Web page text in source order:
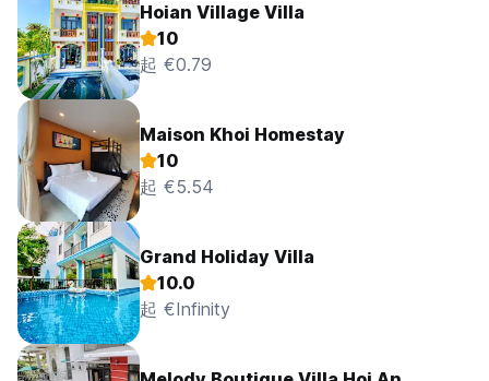
Hoian Village Villa
10
起 €0.79
Maison Khoi Homestay
10
起 €5.54
Grand Holiday Villa
10.0
起 €Infinity